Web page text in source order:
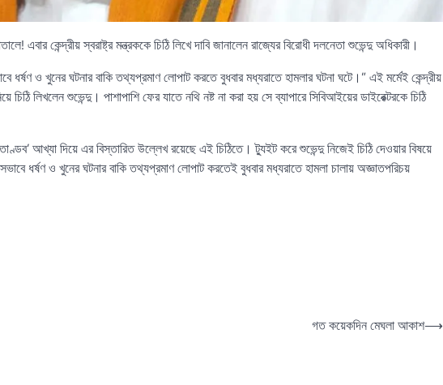
কেন্দ্রীয় স্বরাষ্ট্র মন্ত্রককে চিঠি লিখে দাবি জানালেন রাজ্যের বিরোধী দলনেতা শুভেন্দু অধিকারী।
ও খুনের ঘটনার বাকি তথ্যপ্রমাণ লোপাট করতে বুধবার মধ্যরাতে হামলার ঘটনা ঘটে।” এই মর্মেই কেন্দ্রীয়
লিখলেন শুভেন্দু। পাশাপাশি ফের যাতে নথি নষ্ট না করা হয় সে ব্যাপারে সিবিআইয়ের ডাইরেক্টরকে চিঠি
আখ্যা দিয়ে এর বিস্তারিত উল্লেখ রয়েছে এই চিঠিতে। ট্যুইট করে শুভেন্দু নিজেই চিঠি দেওয়ার বিষয়ে
ধর্ষণ ও খুনের ঘটনার বাকি তথ্যপ্রমাণ লোপাট করতেই বুধবার মধ্যরাতে হামলা চালায় অজ্ঞাতপরিচয়
গত কয়েকদিন মেঘলা আকাশ⟶